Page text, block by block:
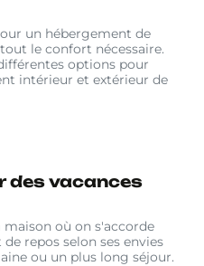
un hébergement de
le confort nécessaire.
options pour
intérieur et extérieur de
des vacances
où on s'accorde
repos selon ses envies
ou un plus long séjour.